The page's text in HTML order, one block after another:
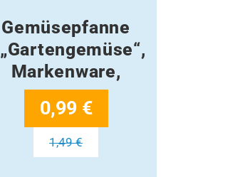
Gemüsepfanne
„Gartengemüse“,
Markenware,
0,99 €
1,49 €